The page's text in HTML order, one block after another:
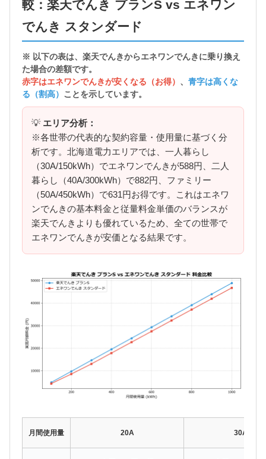
較：楽天でんき プランS vs エネワン
でんき スタンダード
※ 以下の表は、楽天でんきからエネワンでんきに乗り換え
た場合の差額です。
赤字はエネワンでんきが安くなる（お得） 、 青字は高くな
る（割高） ことを示しています。
💡 エリア分析：
※各世帯の代表的な契約容量・使用量に基づく分
析です。北海道電力エリアでは、一人暮らし
（30A/150kWh）でエネワンでんきが588円、二人
暮らし（40A/300kWh）で882円、ファミリー
（50A/450kWh）で631円お得です。これはエネワ
ンでんきの基本料金と従量料金単価のバランスが
楽天でんきよりも優れているため、全ての世帯で
エネワンでんきが安価となる結果です。
月間使用量 20A 30A